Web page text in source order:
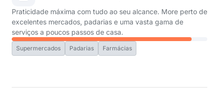
Praticidade máxima com tudo ao seu alcance. More perto de
excelentes mercados, padarias e uma vasta gama de
serviços a poucos passos de casa.
Supermercados Padarias Farmácias